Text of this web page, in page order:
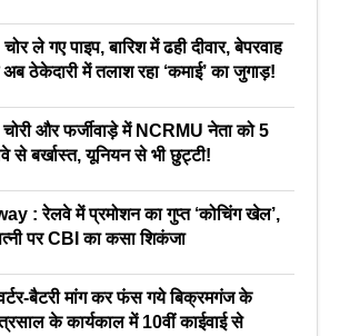
ले गए पाइप, बारिश में ढही दीवार, बेपरवाह
अब ठेकेदारी में तलाश रहा ‘कमाई’ का जुगाड़!
और फर्जीवाड़े में NCRMU नेता को 5
से बर्खास्त, यूनियन से भी छुट्टी!
: रेलवे में प्रमोशन का गुप्त ‘कोचिंग खेल’,
पर CBI का कसा शिकंजा
बैटरी मांग कर फंस गये बिक्रमगंज के
के कार्यकाल में 10वीं काईवाई से